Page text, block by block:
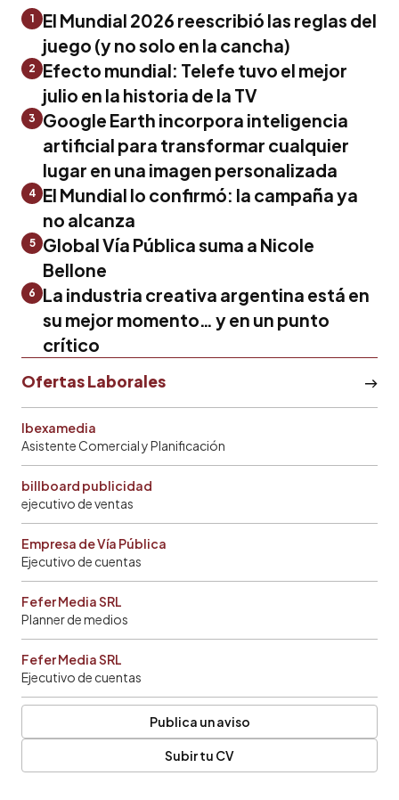
1
El Mundial 2026 reescribió las reglas del
juego (y no solo en la cancha)
2
Efecto mundial: Telefe tuvo el mejor
julio en la historia de la TV
3
Google Earth incorpora inteligencia
artificial para transformar cualquier
lugar en una imagen personalizada
4 El Mundial lo confirmó: la campaña ya
no alcanza
5
Global Vía Pública suma a Nicole
Bellone
6
La industria creativa argentina está en
su mejor momento… y en un punto
crítico
Ofertas Laborales
Ibexamedia
Asistente Comercial y Planificación
billboard publicidad
ejecutivo de ventas
Empresa de Vía Pública
Ejecutivo de cuentas
Fefer Media SRL
Planner de medios
Fefer Media SRL
Ejecutivo de cuentas
Publica un aviso
Subir tu CV